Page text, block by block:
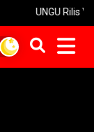
UNGU Rilis Video